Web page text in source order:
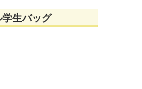
生バッグ